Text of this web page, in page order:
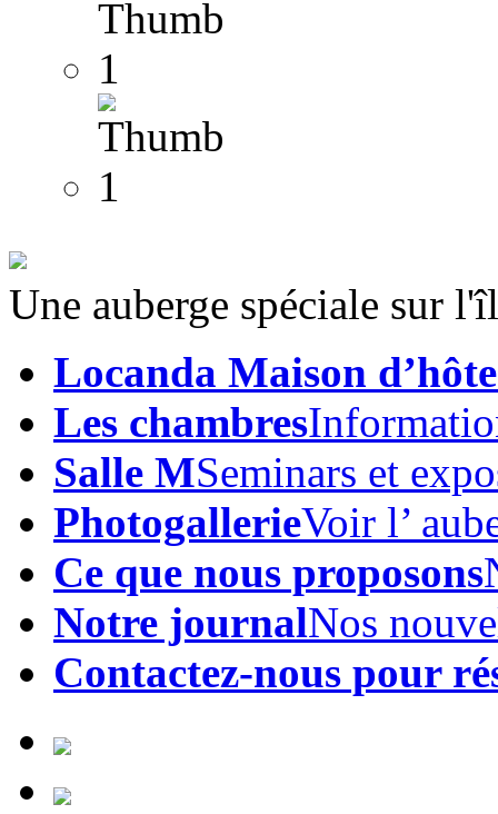
Une auberge spéciale sur
Locanda Maison
Les chambres
Salle MSeminars et
PhotogallerieVoir l’
Ce que nous proposons
Notre journalNos
Contactez-nous pour